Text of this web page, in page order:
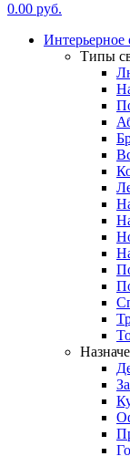
0.00 руб.
Интерьерное
Типы